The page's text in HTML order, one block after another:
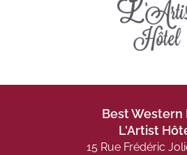
Best Western
L'Artist
15 Rue Frédéric